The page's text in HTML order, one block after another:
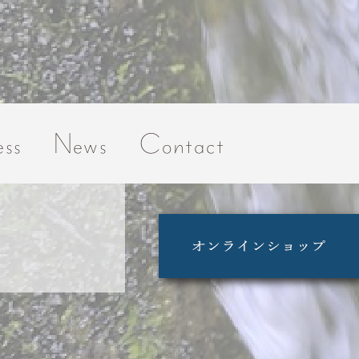
News Contact